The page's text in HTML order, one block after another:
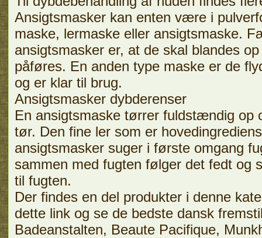
Ansigtsmasker kan enten være i
maske, lermaske eller ansigtsmaske.
ansigtsmasker er, at de skal blandes
påføres. En anden type maske er de
og er klar til brug.
Ansigtsmasker dybderenser
En ansigtsmaske tørrer fuldstændig op
tør. Den fine ler som er
ansigtsmasker suger i første omgang
sammen med fugten følger det fedt og
til fugten.
Der findes en del produkter i denne
dette link og se de bedste dansk
Badeanstalten, Beaute Pacifique,